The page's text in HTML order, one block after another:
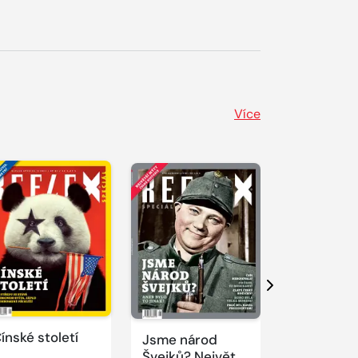
Více
století
Jsme národ
Další